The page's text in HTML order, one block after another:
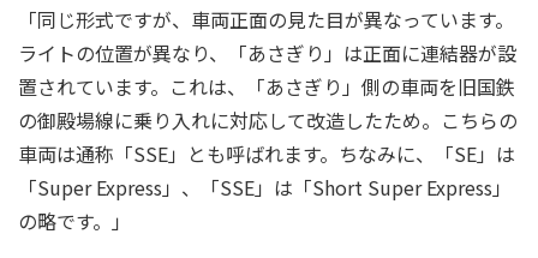
「同じ形式ですが、車両正面の見た目が異なっています。
ライトの位置が異なり、「あさぎり」は正面に連結器が設
置されています。これは、「あさぎり」側の車両を旧国鉄
の御殿場線に乗り入れに対応して改造したため。こちらの
車両は通称「SSE」とも呼ばれます。ちなみに、「SE」は
「Super Express」、「SSE」は「Short Super Express」
の略です。」